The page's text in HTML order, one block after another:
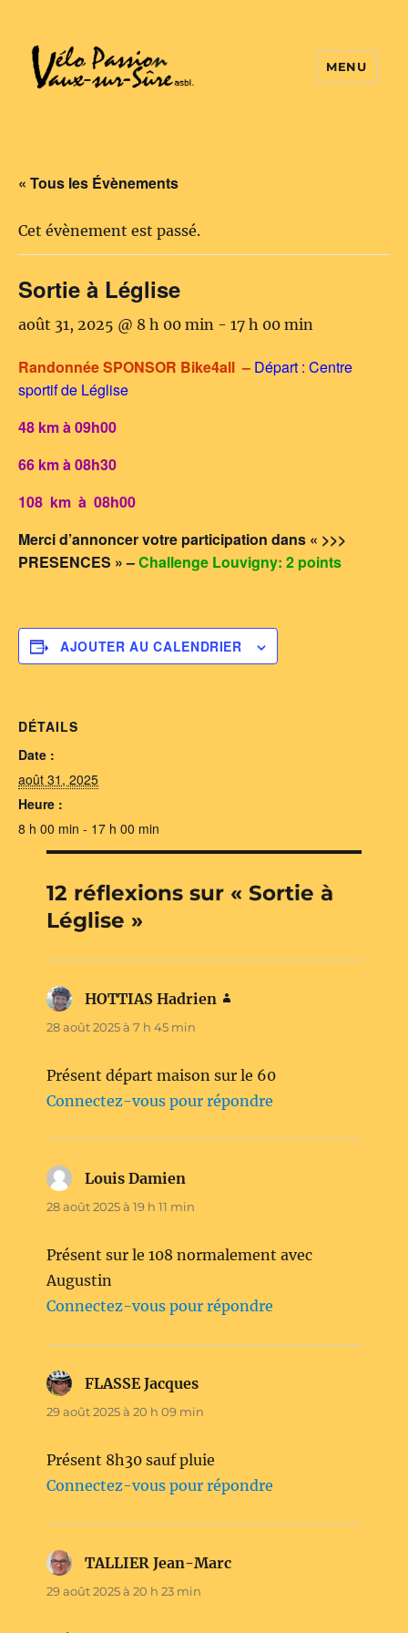
MENU
« Tous les Évènements
Cet évènement est passé.
Sortie à Léglise
août 31, 2025 @ 8 h 00 min - 17 h 00 min
Randonnée SPONSOR Bike4all – Départ : Centre
sportif de Léglise
48 km à 09h00
66 km à 08h30
108 km à 08h00
Merci d’annoncer votre participation dans « >>>
PRESENCES » –Challenge Louvigny: 2 points
AJOUTER AU CALENDRIER
DÉTAILS
Date :
août 31, 2025
Heure :
8 h 00 min - 17 h 00 min
12 réflexions sur « Sortie à
Léglise »
HOTTIAS Hadrien
28 août 2025 à 7 h 45 min
Présent départ maison sur le 60
Connectez-vous pour répondre
Louis Damien
28 août 2025 à 19 h 11 min
Présent sur le 108 normalement avec
Augustin
Connectez-vous pour répondre
FLASSE Jacques
29 août 2025 à 20 h 09 min
Présent 8h30 sauf pluie
Connectez-vous pour répondre
TALLIER Jean-Marc
29 août 2025 à 20 h 23 min